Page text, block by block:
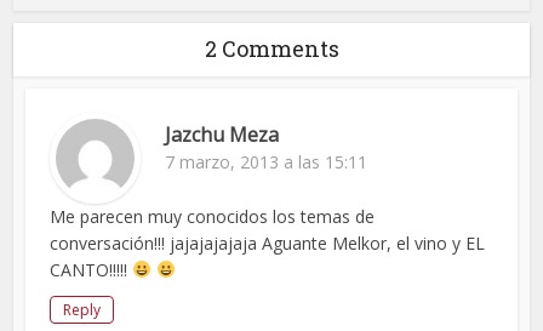
2 Comments
Jazchu Meza
7 marzo, 2013 a las 15:11
Me parecen muy conocidos los temas de
conversación!!! jajajajajaja Aguante Melkor, el vino y EL
CANTO!!!!!
Reply